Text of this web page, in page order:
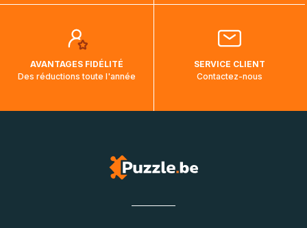
AVANTAGES FIDÉLITÉ
Des réductions toute l'année
SERVICE CLIENT
Contactez-nous